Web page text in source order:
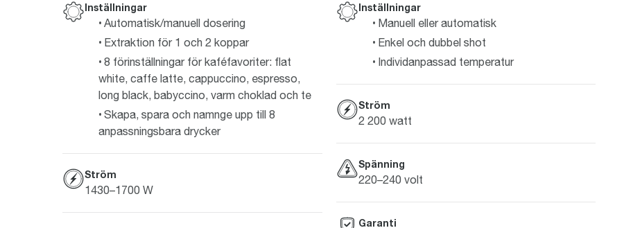
Inställningar
Automatisk/manuell dosering
Extraktion för 1 och 2 koppar
8 förinställningar för kaféfavoriter: flat
white, caffe latte, cappuccino, espresso,
long black, babyccino, varm choklad och te
Skapa, spara och namnge upp till 8
anpassningsbara drycker
Ström
1430–1700 W
Inställningar
Manuell eller automatisk
Enkel och dubbel shot
Individanpassad temperatur
Ström
2 200 watt
Spänning
220–240 volt
Garanti